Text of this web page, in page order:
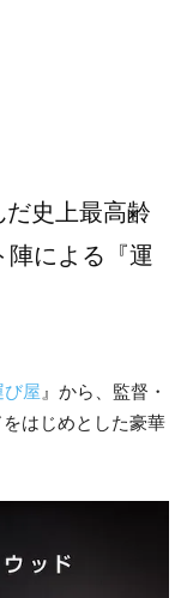
史上最高齢
陣による『運
び屋 』から、監督・
はじめとした豪華